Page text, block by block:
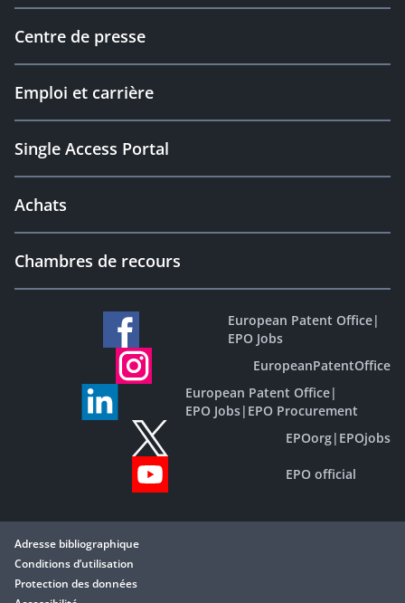
Centre de presse
Emploi et carrière
Single Access Portal
Achats
Chambres de recours
European Patent Office|
EPO Jobs
EuropeanPatentOffice
European Patent Office|
EPO Jobs| EPO Procurement
EPOorg| EPOjobs
EPO official
Adresse bibliographique
Conditions d’utilisation
Protection des données